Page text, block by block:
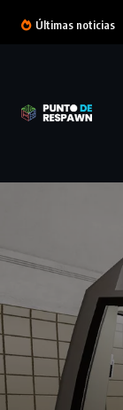
Últimas noticias